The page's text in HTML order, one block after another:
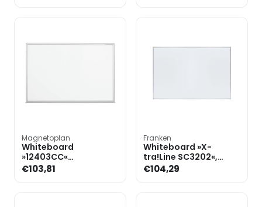
Magnetoplan
Whiteboard
»12403CC«
geëmailleerd, 90 x 60
€103,81
Franken
Whiteboard »X-
tra!Line SC3202«,
geëmailleerd, 90 x 60
€104,29